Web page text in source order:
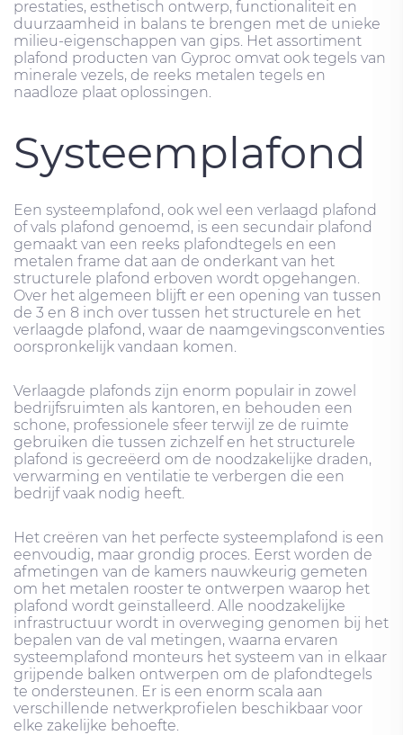
prestaties, esthetisch ontwerp, functionaliteit en
duurzaamheid in balans te brengen met de unieke
milieu-eigenschappen van gips. Het assortiment
plafond producten van Gyproc omvat ook tegels van
minerale vezels, de reeks metalen tegels en
naadloze plaat oplossingen.
Systeemplafond
Een systeemplafond, ook wel een verlaagd plafond
of vals plafond genoemd, is een secundair plafond
gemaakt van een reeks plafondtegels en een
metalen frame dat aan de onderkant van het
structurele plafond erboven wordt opgehangen.
Over het algemeen blijft er een opening van tussen
de 3 en 8 inch over tussen het structurele en het
verlaagde plafond, waar de naamgevingsconventies
oorspronkelijk vandaan komen.
Verlaagde plafonds zijn enorm populair in zowel
bedrijfsruimten als kantoren, en behouden een
schone, professionele sfeer terwijl ze de ruimte
gebruiken die tussen zichzelf en het structurele
plafond is gecreëerd om de noodzakelijke draden,
verwarming en ventilatie te verbergen die een
bedrijf vaak nodig heeft.
Het creëren van het perfecte systeemplafond is een
eenvoudig, maar grondig proces. Eerst worden de
afmetingen van de kamers nauwkeurig gemeten
om het metalen rooster te ontwerpen waarop het
plafond wordt geïnstalleerd. Alle noodzakelijke
infrastructuur wordt in overweging genomen bij het
bepalen van de val metingen, waarna ervaren
systeemplafond monteurs het systeem van in elkaar
grijpende balken ontwerpen om de plafondtegels
te ondersteunen. Er is een enorm scala aan
verschillende netwerkprofielen beschikbaar voor
elke zakelijke behoefte.